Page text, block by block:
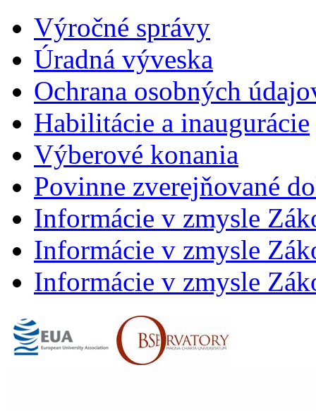
Výročné správy
Úradná výveska
Ochrana osobných
Habilitácie a inaugurácie
Výberové konania
Povinne zverejňované
Informácie v zmysle
Informácie v zmysle
Informácie v zmysle